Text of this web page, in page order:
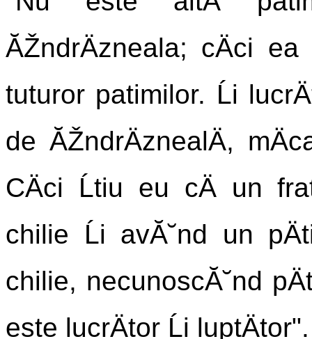
ĂŽndrÄzneala; cÄci ea
tuturor patimilor. Ĺi
de ĂŽndrÄznealÄ,
CÄci Ĺtiu eu cÄ un
chilie Ĺi avĂ˘nd un
chilie, necunoscĂ˘nd
este lucrÄtor Ĺi luptÄtor".